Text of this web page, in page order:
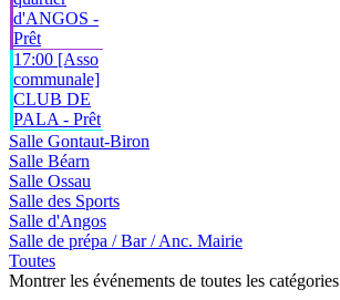
d'ANGOS -
Prêt
17:00 [Asso
communale]
CLUB DE
PALA - Prêt
Salle Gontaut-Biron
Salle Béarn
Salle Ossau
Salle des Sports
Salle d'Angos
Salle de prépa / Bar / Anc. Mairie
Toutes
Montrer les événements de toutes les catégories